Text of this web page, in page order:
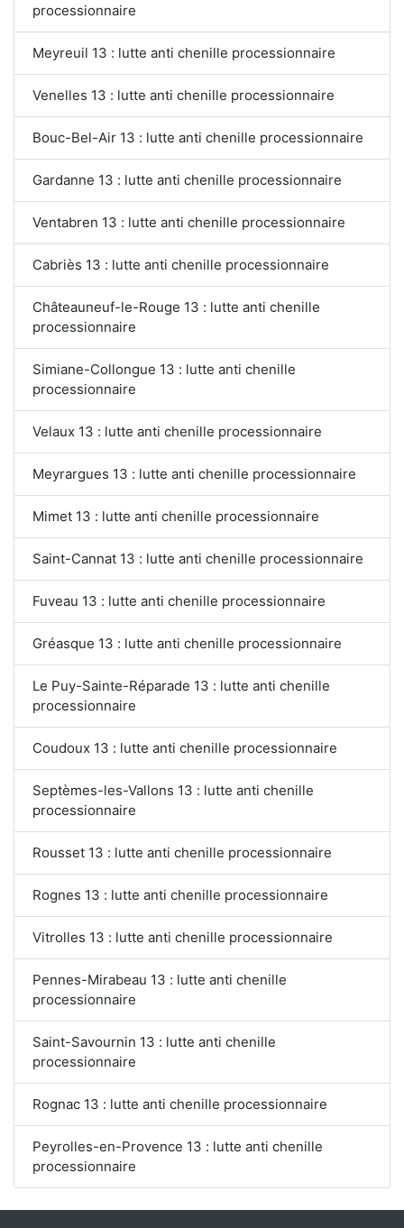
processionnaire
Meyreuil 13 : lutte anti chenille processionnaire
Venelles 13 : lutte anti chenille processionnaire
Bouc-Bel-Air 13 : lutte anti chenille processionnaire
Gardanne 13 : lutte anti chenille processionnaire
Ventabren 13 : lutte anti chenille processionnaire
Cabriès 13 : lutte anti chenille processionnaire
Châteauneuf-le-Rouge 13 : lutte anti chenille
processionnaire
Simiane-Collongue 13 : lutte anti chenille
processionnaire
Velaux 13 : lutte anti chenille processionnaire
Meyrargues 13 : lutte anti chenille processionnaire
Mimet 13 : lutte anti chenille processionnaire
Saint-Cannat 13 : lutte anti chenille processionnaire
Fuveau 13 : lutte anti chenille processionnaire
Gréasque 13 : lutte anti chenille processionnaire
Le Puy-Sainte-Réparade 13 : lutte anti chenille
processionnaire
Coudoux 13 : lutte anti chenille processionnaire
Septèmes-les-Vallons 13 : lutte anti chenille
processionnaire
Rousset 13 : lutte anti chenille processionnaire
Rognes 13 : lutte anti chenille processionnaire
Vitrolles 13 : lutte anti chenille processionnaire
Pennes-Mirabeau 13 : lutte anti chenille
processionnaire
Saint-Savournin 13 : lutte anti chenille
processionnaire
Rognac 13 : lutte anti chenille processionnaire
Peyrolles-en-Provence 13 : lutte anti chenille
processionnaire